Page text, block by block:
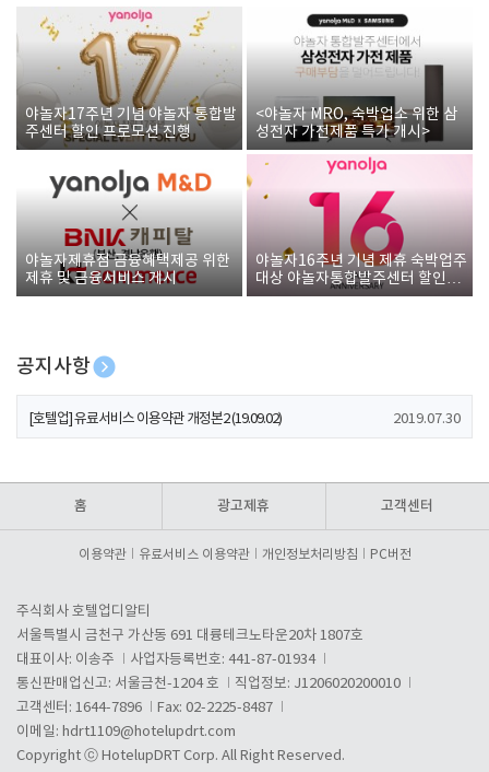
야놀자17주년 기념 야놀자 통합발
주센터 할인 프로모션 진행
<야놀자 MRO, 숙박업소 위한 삼
성전자 가전제품 특가 개시>
야놀자제휴점 금융혜택제공 위한
제휴 및 금융서비스 게시
야놀자16주년 기념 제휴 숙박업주
대상 야놀자통합발주센터 할인쿠
폰 증정
공지사항
[호텔업] 개인정보 처리방침 개정본1 (19.09.02)
[호텔업] 유료서비스 이용약관 개정본2 (19.09.02) 2019.07.30
홈 광고제휴 고객센터
이용약관 유료서비스 이용약관 개인정보처리방침 PC버전
주식회사 호텔업디알티
서울특별시 금천구 가산동 691 대륭테크노타운20차 1807호
대표이사: 이송주
사업자등록번호: 441-87-01934
통신판매업신고: 서울금천-1204 호
직업정보: J1206020200010
고객센터: 1644-7896
Fax: 02-2225-8487
이메일: hdrt1109@hotelupdrt.com
Copyright ⓒ HotelupDRT Corp. All Right Reserved.